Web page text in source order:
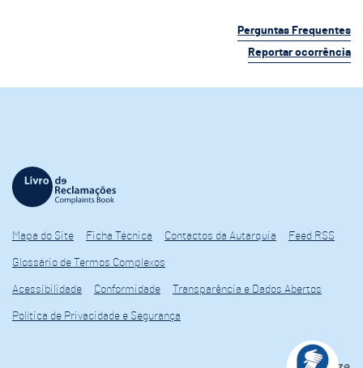
Perguntas Frequentes
Reportar ocorrência
Mapa do Site Ficha Técnica Contactos da Autarquia Feed RSS
Glossário de Termos Complexos
Acessibilidade Conformidade Transparência e Dados Abertos
Política de Privacidade e Segurança